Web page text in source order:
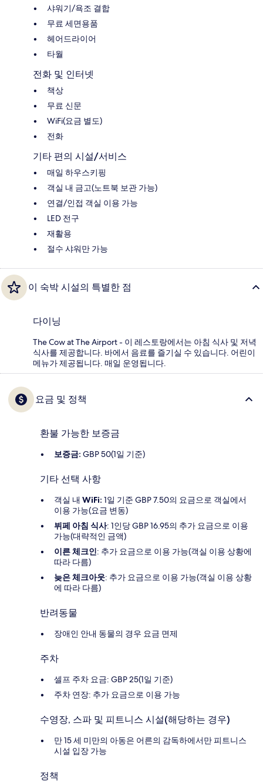
샤워기/욕조 결합
무료 세면용품
헤어드라이어
타월
전화 및 인터넷
책상
무료 신문
WiFi(요금 별도)
전화
기타 편의 시설/서비스
매일 하우스키핑
객실 내 금고(노트북 보관 가능)
연결/인접 객실 이용 가능
LED 전구
재활용
절수 샤워만 가능
이 숙박 시설의 특별한 점
다이닝
The Cow at The Airport - 이 레스토랑에서는 아침 식사 및 저녁
식사를 제공합니다. 바에서 음료를 즐기실 수 있습니다. 어린이
메뉴가 제공됩니다. 매일 운영됩니다.
요금 및 정책
환불 가능한 보증금
보증금: GBP 50(1일 기준)
기타 선택 사항
객실 내 WiFi: 1일 기준 GBP 7.50의 요금으로 객실에서
이용 가능(요금 변동)
뷔페 아침 식사: 1인당 GBP 16.95의 추가 요금으로 이용
가능(대략적인 금액)
이른 체크인: 추가 요금으로 이용 가능(객실 이용 상황에
따라 다름)
늦은 체크아웃: 추가 요금으로 이용 가능(객실 이용 상황
에 따라 다름)
반려동물
장애인 안내 동물의 경우 요금 면제
주차
셀프 주차 요금: GBP 25(1일 기준)
주차 연장: 추가 요금으로 이용 가능
수영장, 스파 및 피트니스 시설(해당하는 경우)
만 15 세 미만의 아동은 어른의 감독하에서만 피트니스
시설 입장 가능
정책